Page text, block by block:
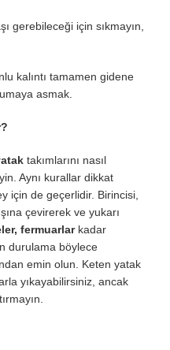
gerebileceği için sıkmayın,
kalıntı tamamen gidene
asmak.
takımlarını nasıl
Aynı kurallar dikkat
için de geçerlidir. Birincisi,
çevirerek ve yukarı
fermuarlarkadar
durulama böylece
emin olun. Keten yatak
yıkayabilirsiniz, ancak